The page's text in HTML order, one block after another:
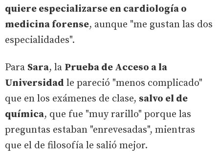
quiere especializarse en cardiología o
medicina forense, aunque "me gustan las dos
especialidades".
Para Sara, la Prueba de Acceso a la
Universidad le pareció "menos complicado"
que en los exámenes de clase, salvo el de
química, que fue "muy rarillo" porque las
preguntas estaban "enrevesadas", mientras
que el de filosofía le salió mejor.